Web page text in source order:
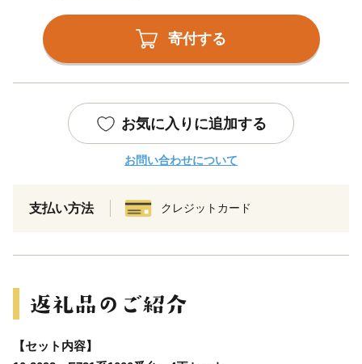
寄付する
お気に入りに追加する
お問い合わせについて
支払い方法 クレジットカード
【セット内容】